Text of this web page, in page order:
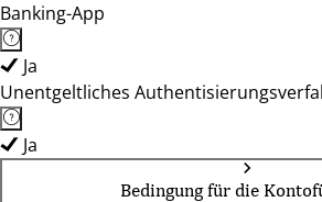
Banking-App
Ja
Unentgeltliches
Ja
Bedingung für die